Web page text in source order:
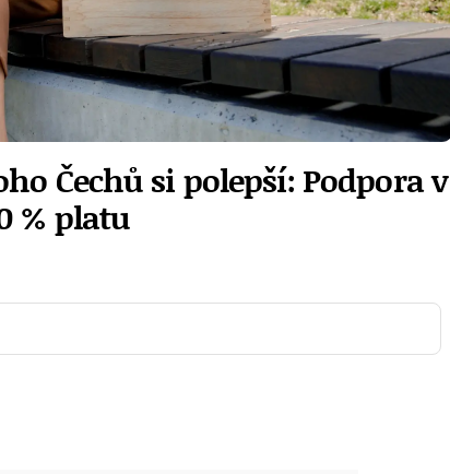
Čechů si polepší: Podpora v
% platu